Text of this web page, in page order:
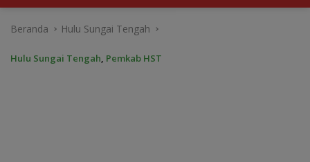
Beranda Hulu Sungai Tengah
Hulu Sungai Tengah, Pemkab HST